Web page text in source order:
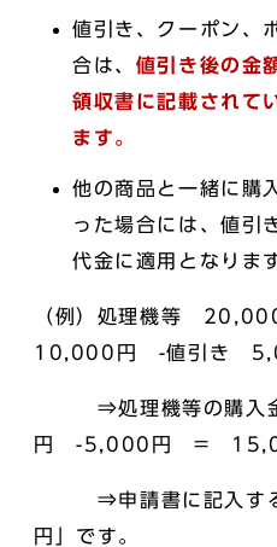
値引き、クーポン、
合は、 値引き後の金
領収書に記載されて
ます。
他の商品と一緒に購
った場合には、値引
代金に適用となりま
（例）処理機等
10,000円 -値引き
⇒処理機等の購入
円 -5,000円 =
⇒申請書に記入する
円」です。